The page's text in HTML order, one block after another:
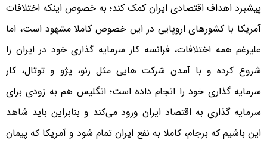
پیشبرد اهداف اقتصادی ایران کمک کند؛ به خصوص اینکه اختلافات
آمریکا با کشورهای اروپایی در این خصوص کاملا مشهود است، اما
علیرغم همه اختلافات، فرانسه کار سرمایه گذاری خود در ایران را
شروع کرده و با آمدن شرکت هایی مثل رنو، پژو و توتال، کار
سرمایه گذاری خود را انجام داده است؛ انگلیس هم به زودی برای
سرمایه گذاری به اقتصاد ایران ورود می‌کند و بنابراین باید شاهد
این باشیم که برجام، کاملا به نفع ایران تمام شود و آمریکا که پیمان